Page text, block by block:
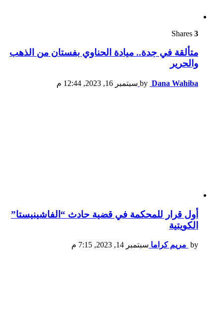
3
متألقة في جدة.. ميادة الحناوي بفستان من الذهب
والحرير
by Dana Wahiba سبتمبر 16, 2023, 12:44 م
أول قرار للمحكمة في قضية حادث “الفاشينيستا”
الكويتية
by مريم كراما سبتمبر 14, 2023, 7:15 م